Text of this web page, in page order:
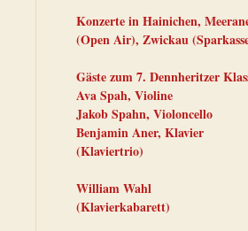
Konzerte in Hainichen,
(Open Air), Zwickau
Gäste zum 7. Dennheritzer
Ava Spah, Violine
Jakob Spahn, Violoncello
Benjamin Aner, Klavier
(Klaviertrio)
William Wahl
(Klavierkabarett)